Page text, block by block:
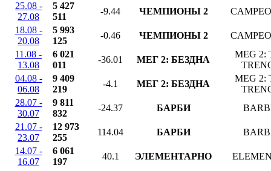
25.08 -
27.08
5 427
511
-9.44 ЧЕМПИОНЫ 2
18.08 -
20.08
5 993
125
-0.46 ЧЕМПИОНЫ 2
11.08 -
13.08
6 021
011
-36.01 МЕГ 2: БЕЗДНА
MEG 2:
04.08 -
06.08
9 409
219
-4.1 МЕГ 2: БЕЗДНА
MEG 2:
28.07 -
30.07
9 811
832
-24.37 БАРБИ
21.07 -
23.07
12 973
255
114.04 БАРБИ
14.07 -
16.07
6 061
197
40.1 ЭЛЕМЕНТАРНО